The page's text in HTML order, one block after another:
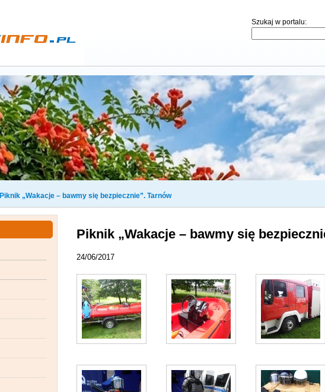
Szukaj w portalu:
Piknik „Wakacje – bawmy się bezpiecznie”. Tarnów
Piknik „Wakacje – bawmy się
24/06/2017